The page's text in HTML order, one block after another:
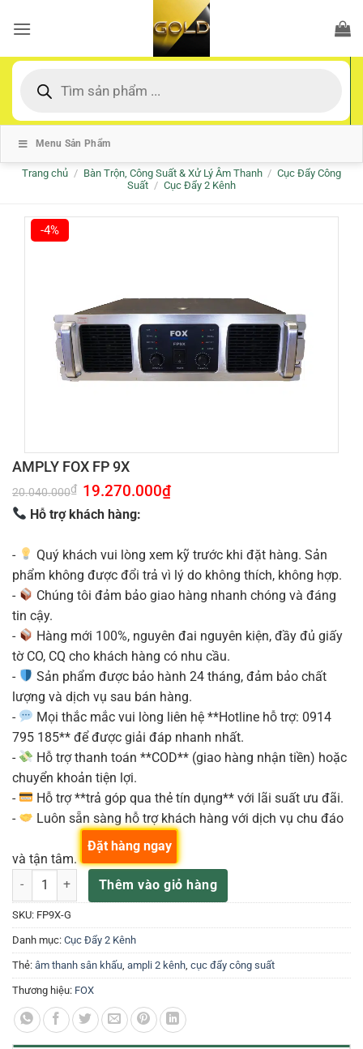
qua
dung
kiếm
Menu Sản Phẩm
Trang chủ / Bàn Trộn, Công Suất & Xử Lý Âm Thanh / Cục Đẩy Công
Suất / Cục Đẩy 2 Kênh
-4%
AMPLY FOX FP 9X
20.040.000₫ Giá
gốc
là:
20.040.000₫.
19.270.000₫Giá
Hỗ trợ khách hàng:
-
Quý khách vui lòng xem kỹ trước khi đặt hàng. Sản
phẩm không được đổi trả vì lý do không thích, không hợp.
-
Chúng tôi đảm bảo giao hàng nhanh chóng và đáng
tin cậy.
-
Hàng mới 100%, nguyên đai nguyên kiện, đầy đủ giấy
tờ CO, CQ cho khách hàng có nhu cầu.
-
Sản phẩm được bảo hành 24 tháng, đảm bảo chất
lượng và dịch vụ sau bán hàng.
-
Mọi thắc mắc vui lòng liên hệ **Hotline hỗ trợ: 0914
795 185** để được giải đáp nhanh nhất.
-
Hỗ trợ thanh toán **COD** (giao hàng nhận tiền) hoặc
chuyển khoản tiện lợi.
-
Hỗ trợ **trả góp qua thẻ tín dụng** với lãi suất ưu đãi.
-
Luôn sẵn sàng hỗ trợ khách hàng với dịch vụ chu đáo
và tận tâm.
AMPLY FOX FP 9X số lượngThêm vào giỏ hàng
Đặt hàng ngay
SKU: FP9X-G
Danh mục: Cục Đẩy 2 Kênh
Thẻ: âm thanh sân khấu ampli 2 kênh cục đẩy công suất
Thương hiệu: FOX